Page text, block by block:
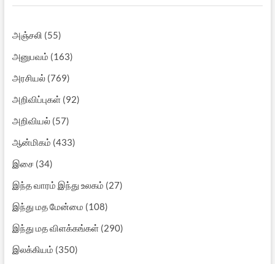
அஞ்சலி (55)
அனுபவம் (163)
அரசியல்(769)
அறிவிப்புகள்(92)
அறிவியல்(57)
ஆன்மிகம் (433)
இசை(34)
இந்த வாரம் இந்து உலகம் (27)
இந்து மத மேன்மை (108)
இந்து மத விளக்கங்கள்(290)
இலக்கியம் (350)